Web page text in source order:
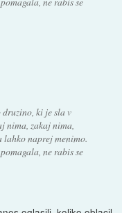
druzino, ki je sla v
nima, zakaj nima,
lahko naprej menimo.
ne rabis se